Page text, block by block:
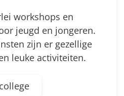
workshops en
jeugd en jongeren.
zijn er gezellige
leuke activiteiten.